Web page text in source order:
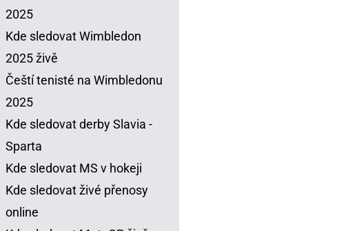
2025
Kde sledovat Wimbledon
2025 živě
Čeští tenisté na Wimbledonu
2025
Kde sledovat derby Slavia -
Sparta
Kde sledovat MS v hokeji
Kde sledovat živé přenosy
online